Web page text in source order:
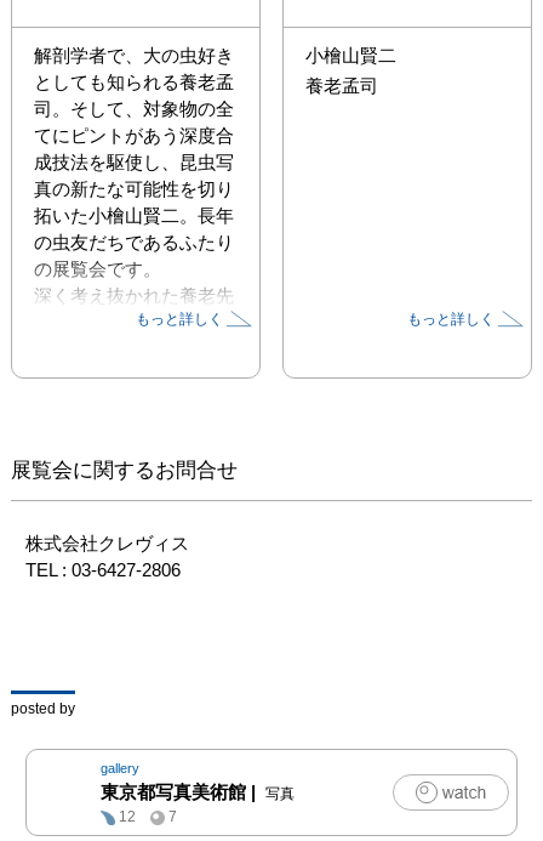
解剖学者で、大の虫好き
としても知られる養老孟
司。そして、対象物の全
てにピントがあう深度合
成技法を駆使し、昆虫写
真の新たな可能性を切り
拓いた小檜山賢二。長年
の虫友だちであるふたり
の展覧会です。
深く考え抜かれた養老先
生の言葉と、虫たちを数
先生の写真を、 大小さ
驚きと不思議に満ちた虫
たちの「なんだ、これ
楽しみください。
そこからはじまった。
ありのままを見ればいい
んです。木の枝の葉っぱ
をよく見てください。
あの葉っぱ一枚が、すべ
ての答えでしょう。
もっと詳しく
小檜山賢二
養老孟司
もっと詳しく
展覧会に関するお問合せ
株式会社クレヴィス
TEL : 03-6427-2806
posted by
gallery
東京都写真美術館 |
写真
12
7